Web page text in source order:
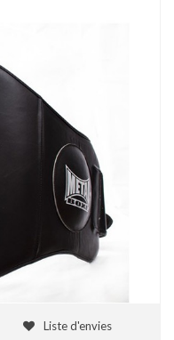
Liste d'envies